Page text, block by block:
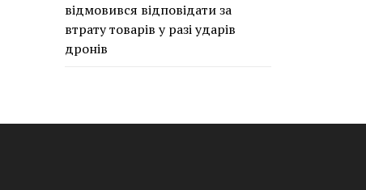
відмовився відповідати за
втрату товарів у разі ударів
дронів